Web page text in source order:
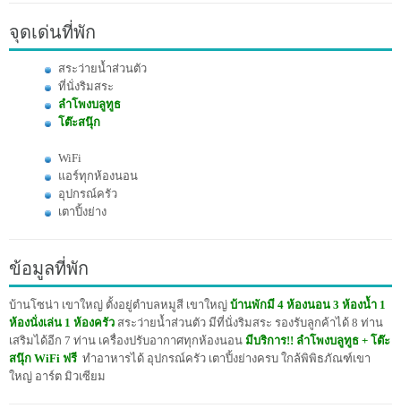
จุดเด่นที่พัก
สระว่ายน้ำส่วนตัว
ที่นั่งริมสระ
ลำโพงบลูทูธ
โต๊ะสนุ๊ก
WiFi
แอร์ทุกห้องนอน
อุปกรณ์ครัว
เตาปิ้งย่าง
ข้อมูลที่พัก
บ้านโซน่า เขาใหญ่ ตั้งอยู่ตำบลหมูสี เขาใหญ่ บ้านพักมี 4 ห้องนอน 3 ห้องน้ำ 1
ห้องนั่งเล่น 1 ห้องครัว สระว่ายน้ำส่วนตัว มีที่นั่งริมสระ รองรับลูกค้าได้ 8 ท่าน
เสริมได้อีก 7 ท่าน เครื่องปรับอากาศทุกห้องนอน มีบริการ!! ลำโพงบลูทูธ + โต๊ะ
สนุ๊ก WiFi ฟรี ทำอาหารได้ อุปกรณ์ครัว เตาปิ้งย่างครบ ใกล้พิพิธภัณฑ์เขา
ใหญ่ อาร์ต มิวเซียม